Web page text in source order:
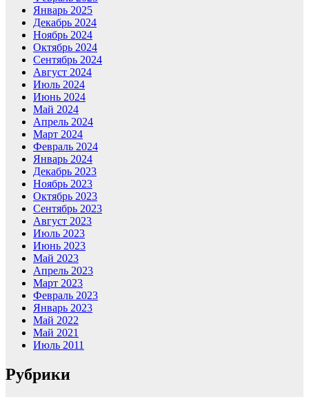
Январь 2025
Декабрь 2024
Ноябрь 2024
Октябрь 2024
Сентябрь 2024
Август 2024
Июль 2024
Июнь 2024
Май 2024
Апрель 2024
Март 2024
Февраль 2024
Январь 2024
Декабрь 2023
Ноябрь 2023
Октябрь 2023
Сентябрь 2023
Август 2023
Июль 2023
Июнь 2023
Май 2023
Апрель 2023
Март 2023
Февраль 2023
Январь 2023
Май 2022
Май 2021
Июль 2011
Рубрики